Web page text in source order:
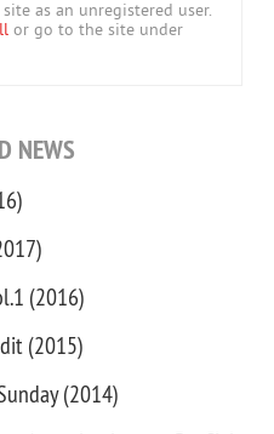
as an unregistered user.
or go to the site under
NEWS
(2016)
(2015)
(2014)